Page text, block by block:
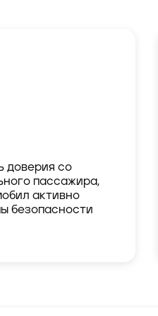
доверия со
пассажира,
активно
безопасности